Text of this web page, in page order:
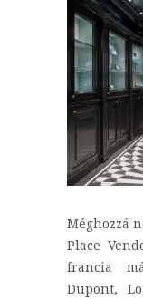
Méghozzá
Place
francia
Dupont,